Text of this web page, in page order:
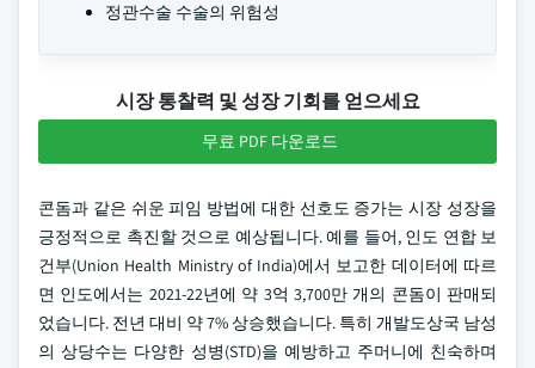
정관수술 수술의 위험성
시장 통찰력 및 성장 기회를 얻으세요
무료 PDF 다운로드
콘돔과 같은 쉬운 피임 방법에 대한 선호도 증가는 시장 성장을
긍정적으로 촉진할 것으로 예상됩니다. 예를 들어, 인도 연합 보
건부(Union Health Ministry of India)에서 보고한 데이터에 따르
면 인도에서는 2021-22년에 약 3억 3,700만 개의 콘돔이 판매되
었습니다. 전년 대비 약 7% 상승했습니다. 특히 개발도상국 남성
의 상당수는 다양한 성병(STD)을 예방하고 주머니에 친숙하며